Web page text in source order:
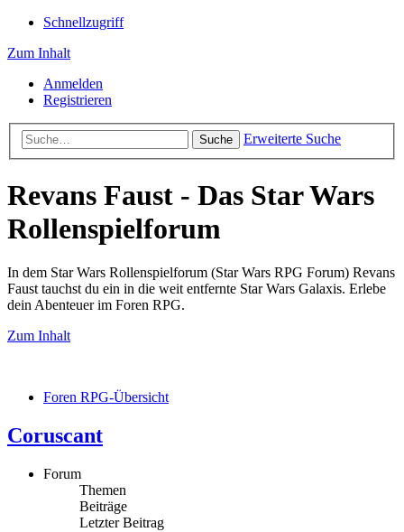
Schnellzugriff
Zum Inhalt
Anmelden
Registrieren
Suche Erweiterte Suche
Revans Faust - Das Star Wars
Rollenspielforum
In dem Star Wars Rollenspielforum (Star Wars RPG Forum) Revans
Faust tauchst du ein in die weit entfernte Star Wars Galaxis. Erlebe
dein Abenteuer im Foren RPG.
Zum Inhalt
Foren RPG-Übersicht
Coruscant
Forum
Themen
Beiträge
Letzter Beitrag